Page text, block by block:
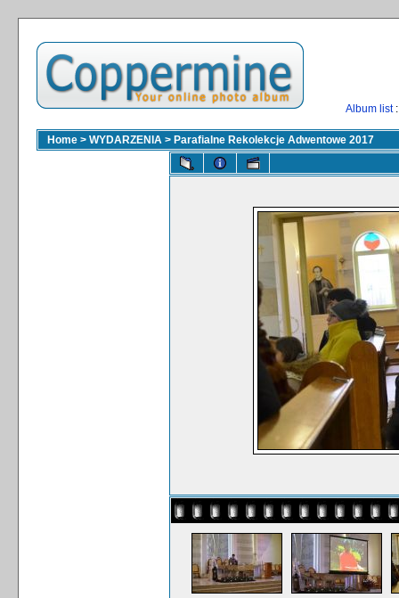
Album list
Home > WYDARZENIA > Parafialne Rekolekcje Adwentowe 2017